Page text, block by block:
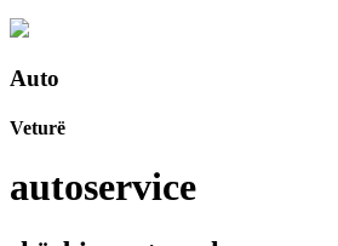
Auto
Veturë
autoservice